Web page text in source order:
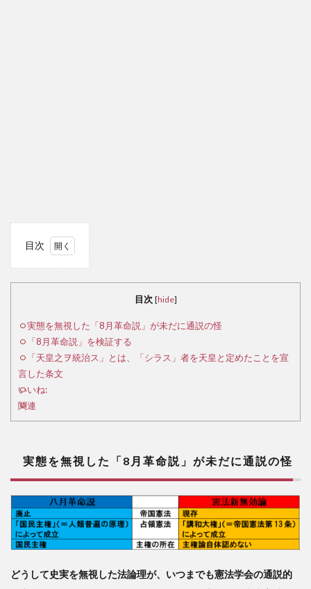
目次
した
「8
月革
説」
が未
だに
2
「8
月革
命
説」
を検
証す
る
目次 [hide]
実態を無視した「8月革命説」が未だに通説の怪
「8月革命説」を検証する
「天皇之ヲ統治ス」とは、「シラス」者を天皇と定めたことを宣
言した条文
いいね:
関連
実態を無視した「8月革命説」が未だに通説の怪
どうして史実を無視した法論理が、いつまでも憲法学会の通説的